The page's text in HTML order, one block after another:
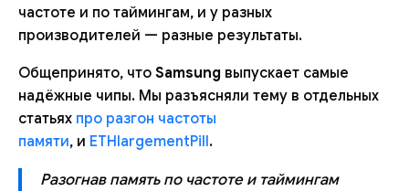
частоте и по таймингам, и у разных
производителей — разные результаты.
Общепринято, что Samsung выпускает самые
надёжные чипы. Мы разъясняли тему в отдельных
статьях про разгон частоты
памяти, и ETHlargementPill.
Разогнав память по частоте и таймингам